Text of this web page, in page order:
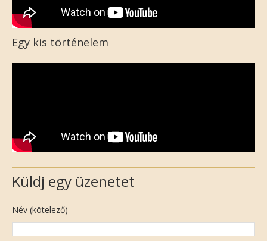
Egy kis történelem
Küldj egy üzenetet
Név (kötelező)